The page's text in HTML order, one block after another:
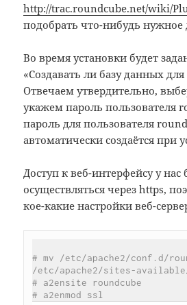
http://trac.roundcube.net/wiki/
подобрать что-нибудь нужное
Во время установки будет
«Создавать ли базу данных
Отвечаем утвердительно,
укажем пароль пользователя
пароль для пользователя
автоматически создаётся при
Доступ к веб-интерфейсу у нас
осуществляться через https,
кое-какие настройки веб-
# mv /etc/apache2/conf.d/
/etc/apache2/sites-
# a2ensite roundcube
# a2enmod ssl